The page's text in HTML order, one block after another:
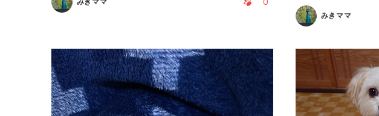
みきママ
みきママ